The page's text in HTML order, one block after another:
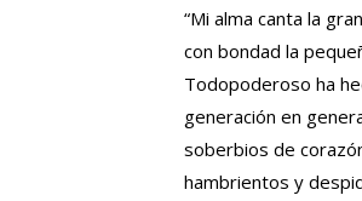
“Mi alma canta la
con bondad la
Todopoderoso ha
generación en
soberbios de
hambrientos y